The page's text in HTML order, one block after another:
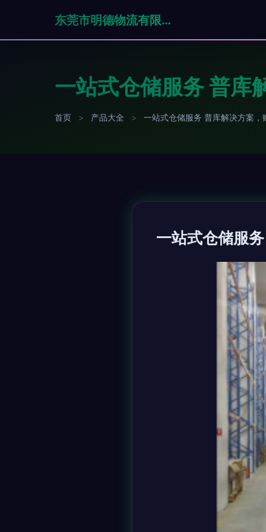
东莞市明德物流有限公司
一站式仓储服务 普库
首页 > 产品大全 > 一站式仓储服务 普库解决方案
一站式仓储服